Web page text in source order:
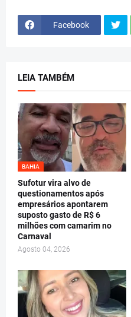
Facebook
LEIA TAMBÉM
BAHIA
Sufotur vira alvo de
questionamentos após
empresários apontarem
suposto gasto de R$ 6
milhões com camarim no
Carnaval
Agosto 04, 2026